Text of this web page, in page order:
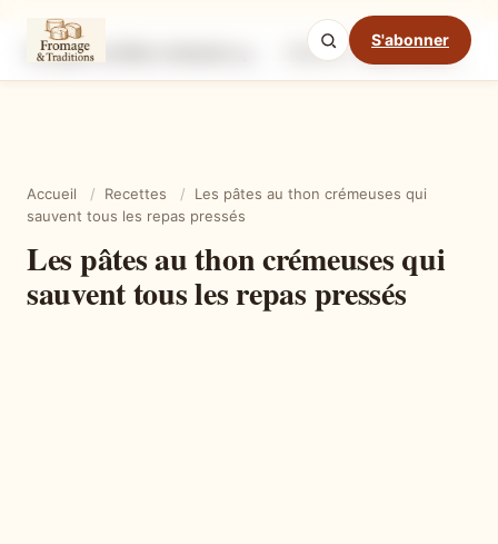
S'abonner
Ingrédients Étapes
Mode cuisine
Accueil / Recettes /
Les pâtes au thon crémeuses qui
sauvent tous les repas pressés
Les pâtes au thon crémeuses qui
sauvent tous les repas pressés